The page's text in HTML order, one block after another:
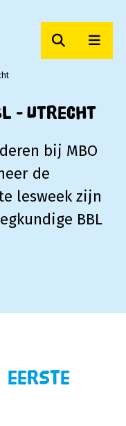
Zoeken
- Utrecht
bij MBO
de
lesweek zijn
BBL
eerste